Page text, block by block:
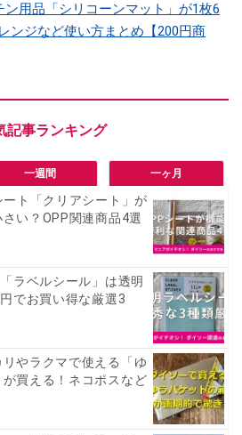
用品「シリコーンマット」​​が1枚6
ンジなど使い方まとめ【200円商
一週間 一ヶ月
ート「クリアシート」が
い？OPP関連商品4選
ラベルシール」は透明
でお買い得な厳選3
やラクマで使える「ゆ
買える！ネコポスなど